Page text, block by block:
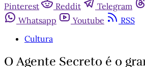
Pinterest
Reddit Telegram
Whatsapp
Youtube
RSS
Cultura
O Agente Secreto é o